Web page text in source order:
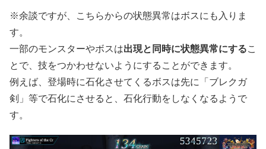
※余談ですが、こちらからの状態異常はボスにも入りま
す。
一部のモンスターやボスは出現と同時に状態異常にするこ
とで、技をつかわせないようにすることができます。
例えば、登場時に石化させてくるボスは先に「ブレクガ
剣」等で石化にさせると、石化行動をしなくなるようで
す。